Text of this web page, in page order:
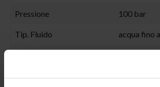
Pressione 100 bar
Tip. Fluido acqua fino